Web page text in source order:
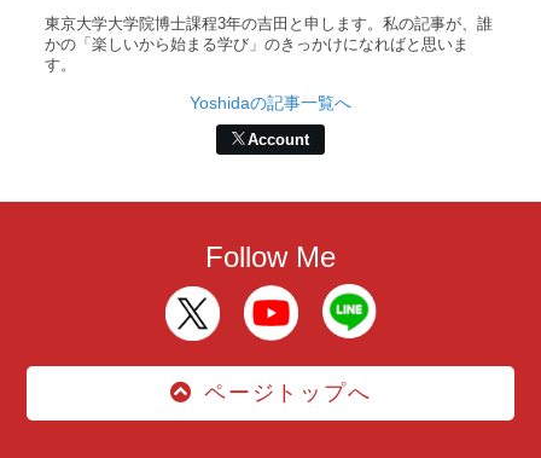
東京大学大学院博士課程3年の吉田と申します。私の記事が、誰
かの「楽しいから始まる学び」のきっかけになればと思いま
す。
Yoshidaの記事一覧へ
Account
Follow Me
ページトップへ